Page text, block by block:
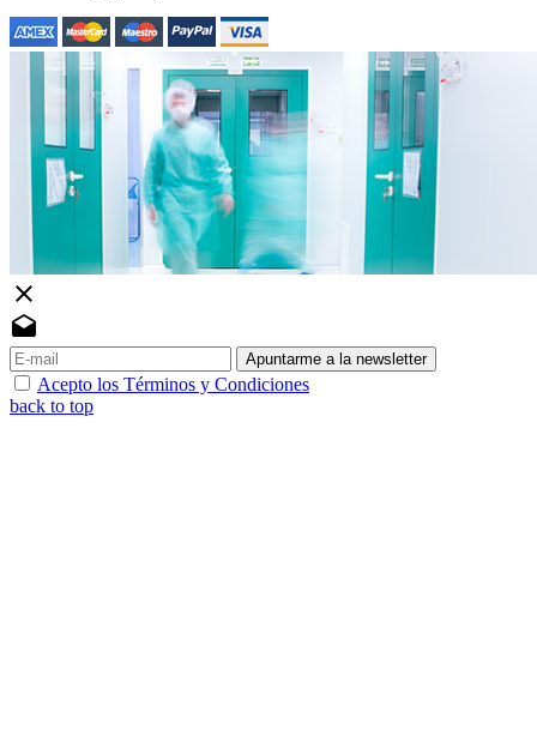
close
drafts
Apuntarme a la newsletter
Acepto los Términos y Condiciones
back to top